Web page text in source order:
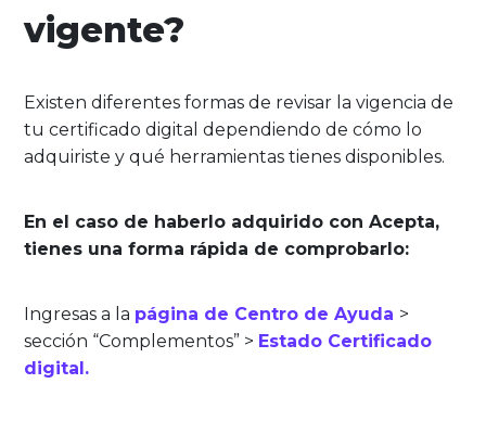
vigente?
Existen diferentes formas de revisar la vigencia de
tu certificado digital dependiendo de cómo lo
adquiriste y qué herramientas tienes disponibles.
En el caso de haberlo adquirido con Acepta,
tienes una forma rápida de comprobarlo:
Ingresas a la página de Centro de Ayuda >
sección “Complementos” > Estado Certificado
digital.